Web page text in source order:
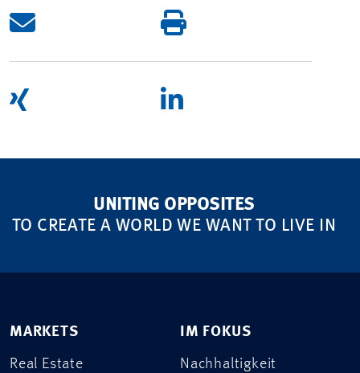
UNITING OPPOSITES
TO CREATE A WORLD WE WANT TO LIVE IN
MARKETS
Real Estate
IM FOKUS
Nachhaltigkeit